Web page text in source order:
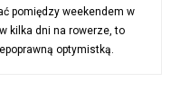
pomiędzy weekendem w
kilka dni na rowerze, to
optymistką.